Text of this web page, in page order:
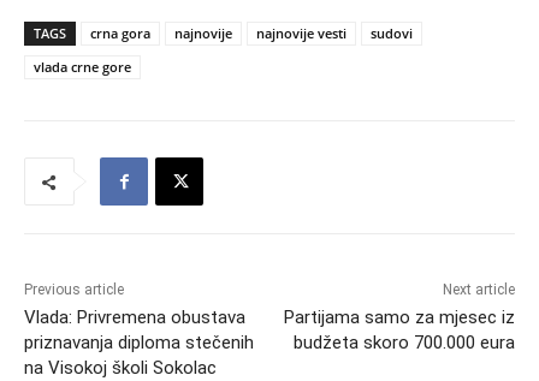
TAGS crna gora najnovije najnovije vesti
sudovi
vlada crne gore
Previous article
Vlada: Privremena obustava
priznavanja diploma stečenih
na Visokoj školi Sokolac
Next article
Partijama samo za mjesec iz
budžeta skoro 700.000 eura